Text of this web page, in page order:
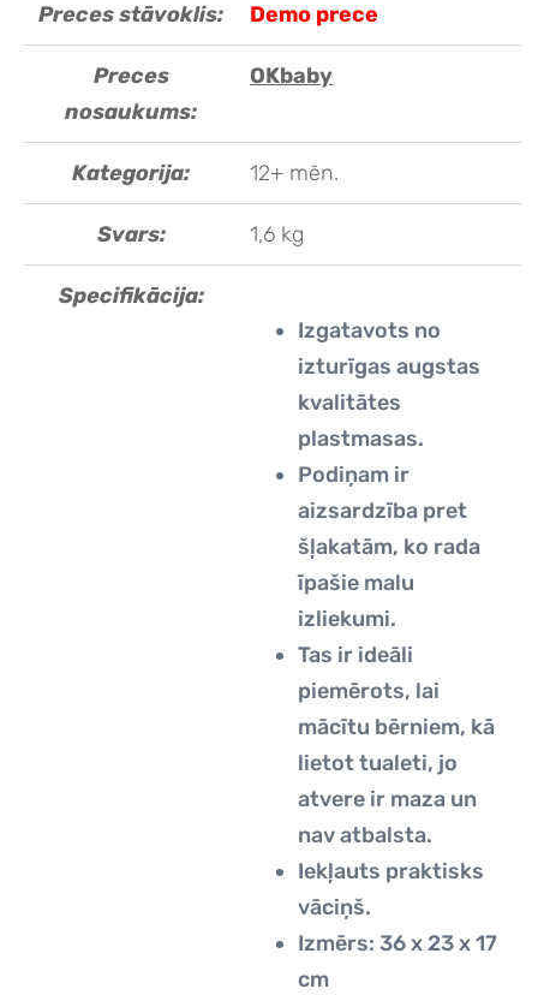
Preces stāvoklis: Demo prece
Preces
nosaukums:
OKbaby
Kategorija: 12+ mēn.
Svars: 1,6 kg
Specifikācija:
Izgatavots no
izturīgas augstas
kvalitātes
plastmasas.
Podiņam ir
aizsardzība pret
šļakatām, ko rada
īpašie malu
izliekumi.
Tas ir ideāli
piemērots, lai
mācītu bērniem, kā
lietot tualeti, jo
atvere ir maza un
nav atbalsta.
Iekļauts praktisks
vāciņš.
Izmērs: 36 x 23 x 17
cm